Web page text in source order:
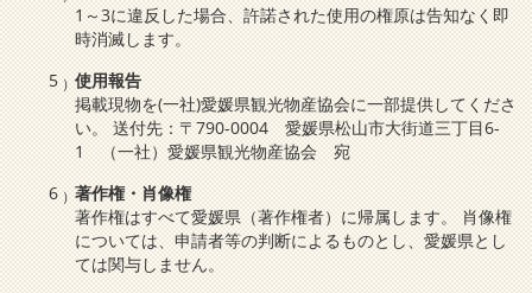
1～3に違反した場合、許諾された使用の権原は告知なく即
時消滅します。
使用報告
掲載現物を(一社)愛媛県観光物産協会に一部提供してくださ
い。 送付先：〒790-0004 愛媛県松山市大街道三丁目6-
1 （一社）愛媛県観光物産協会 宛
著作権・肖像権
著作権はすべて愛媛県（著作権者）に帰属します。 肖像権
については、申請者等の判断によるものとし、愛媛県とし
ては関与しません。